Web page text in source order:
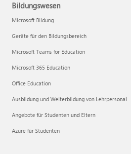
Bildungswesen
Microsoft Bildung
Geräte für den Bildungsbereich
Microsoft Teams for Education
Microsoft 365 Education
Office Education
Ausbildung und Weiterbildung von Lehrpersonal
Angebote für Studenten und Eltern
Azure für Studenten